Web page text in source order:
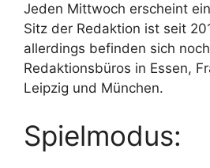
Jeden Mittwoch erscheint
Sitz der Redaktion ist seit
allerdings befinden sich
Redaktionsbüros in Essen,
Leipzig und München.
Spielmodus: